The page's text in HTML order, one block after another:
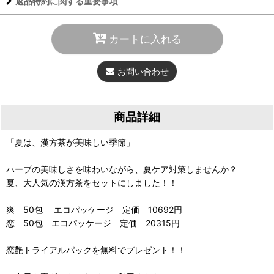
カートに入れる
お問い合わせ
商品詳細
「夏は、漢方茶が美味しい季節」
ハーブの美味しさを味わいながら、夏ケア対策しませんか？
夏、大人気の漢方茶をセットにしました！！
爽 50包 エコパッケージ 定価 10692円
恋 50包 エコパッケージ 定価 20315円
恋艶トライアルパックを無料でプレゼント！！